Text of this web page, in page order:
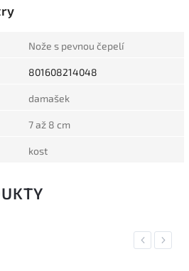
Nože s pevnou čepelí
801608214048
damašek
7 až 8 cm
kost
Previous
Next